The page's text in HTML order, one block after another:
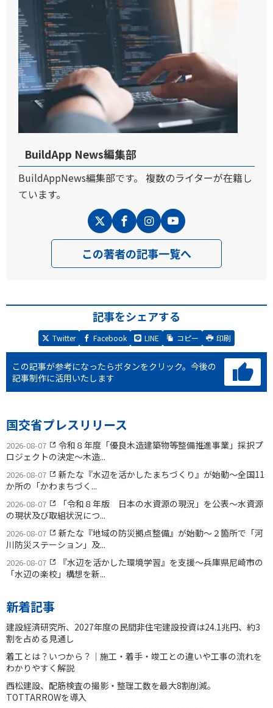
BuildApp News編集部
BuildAppNews編集部です。 複数のライターが在籍し
ています。
この著者の記事一覧へ
記事をシェアする
Twitter Facebook LINE コピー 印刷
この記事が参考になったらボタンをクリック。 今後の
記事制作に活用いたします
国交省プレスリリース
2026-08-07
令和８年度「優良木造建築物等整備推進事業」採択プ
ロジェクトの決定〜木造...
2026-08-07
新たな『水辺を活かしたまちづくり』が始動〜全国11
か所の「かわまちづく...
2026-08-07
「令和８年版 日本の水資源の現況」を公表〜水資源
の現状及び取組状況につ...
2026-08-07
新たな『地域の防災拠点整備』が始動〜２箇所で「河
川防災ステーション」及...
2026-08-07
『水辺を活かした環境学習』を支援〜兵庫県尼崎市の
「水辺の楽校」構想を新...
新着記事
建設経済研究所、2027年度の民間非住宅建設投資は24.1兆円、約3
割を占める見通し
着工とは？いつから？｜施工・着手・竣工との違いや工事の流れを
わかりやすく解説
西松建設、配筋検査の撮影・整理工数を最大8割削減。
TOTTARROWを導入